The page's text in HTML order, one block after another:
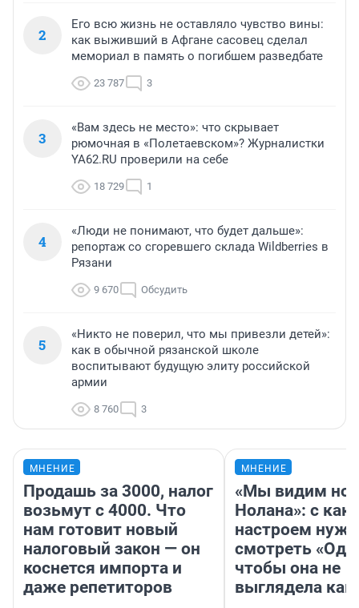
2
Его всю жизнь не оставляло чувство вины:
как выживший в Афгане сасовец сделал
мемориал в память о погибшем разведбате
23 787 3
3
«Вам здесь не место»: что скрывает
рюмочная в «Полетаевском»? Журналистки
YA62.RU проверили на себе
18 729 1
4
«Люди не понимают, что будет дальше»:
репортаж со сгоревшего склада Wildberries в
Рязани
9 670 Обсудить
5
«Никто не поверил, что мы привезли детей»:
как в обычной рязанской школе
воспитывают будущую элиту российской
армии
8 760 3
МНЕНИЕ
Продашь за 3000, налог
возьмут с 4000. Что
нам готовит новый
налоговый закон — он
коснется импорта и
даже репетиторов
МНЕНИЕ
«Мы видим
Нолана»: с
настроем
смотреть
чтобы она не
выглядела как